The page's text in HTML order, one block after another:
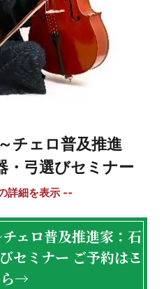
チェロ普及推進
・弓選びセミナー
チェロ普及推進家：石
セミナー ご予約はこ
→